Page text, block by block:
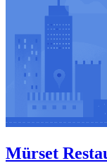
Mürset